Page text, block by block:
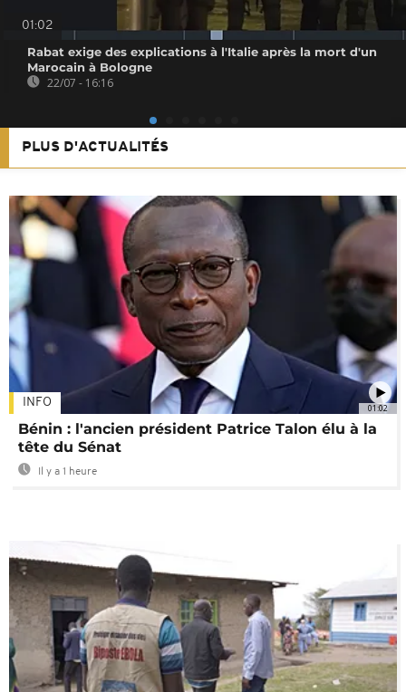
01:02
Rabat exige des explications à l'Italie après la mort d'un
Marocain à Bologne
22/07 - 16:16
PLUS D'ACTUALITÉS
01:02
INFO
Bénin : l'ancien président Patrice Talon élu à la
tête du Sénat
Il y a 1 heure